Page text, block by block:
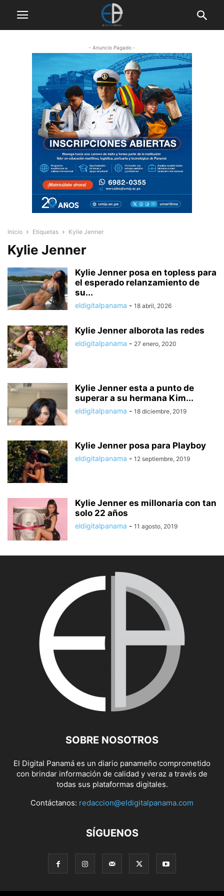
- Anuncio Pagado -
Inicio Etiquetas Kylie Jenner
Kylie Jenner
Kylie Jenner posa en topless para
el esperado relanzamiento de
su...
eldigitalpanama - 18 abril, 2026
Kylie Jenner alborota las redes
eldigitalpanama - 27 enero, 2020
Kylie Jenner esta a punto de
superar a su hermana Kim...
eldigitalpanama - 18 diciembre, 2019
Kylie Jenner posa para Playboy
eldigitalpanama - 12 septiembre, 2019
Kylie Jenner es millonaria con tan
solo 22 años
eldigitalpanama - 11 agosto, 2019
SOBRE NOSOTROS
El Digital Panamá es un diario panameño comprometido
con brindar información de calidad y veraz a través de
todas sus plataformas digitales.
Contáctanos: redaccion@eldigitalpanama.com
SÍGUENOS